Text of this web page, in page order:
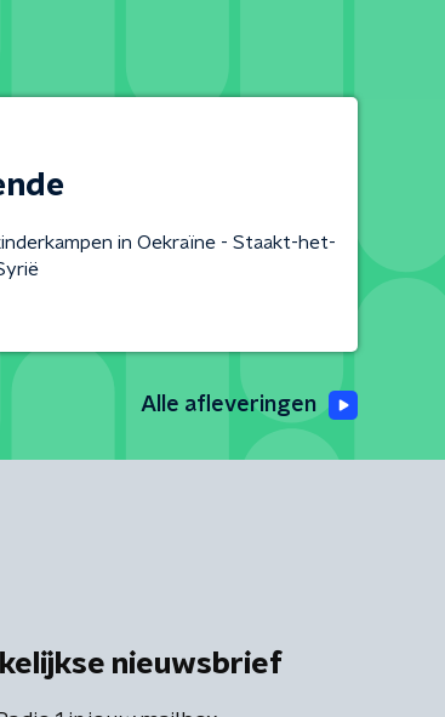
in Oekraïne - Staakt-het-
Alle afleveringen
nieuwsbrief